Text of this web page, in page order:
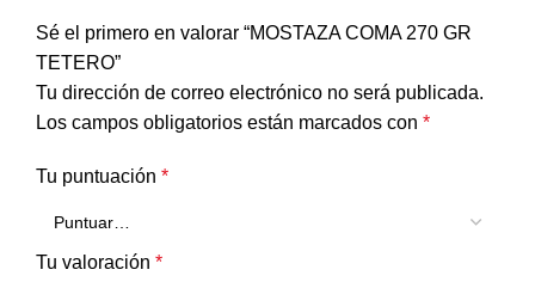
Sé el primero en valorar “MOSTAZA COMA 270 GR
TETERO”
Tu dirección de correo electrónico no será publicada.
Los campos obligatorios están marcados con *
Tu puntuación *
Tu valoración *